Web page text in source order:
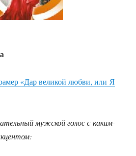
«Дар великой любви, или Я
мужской голос с каким-